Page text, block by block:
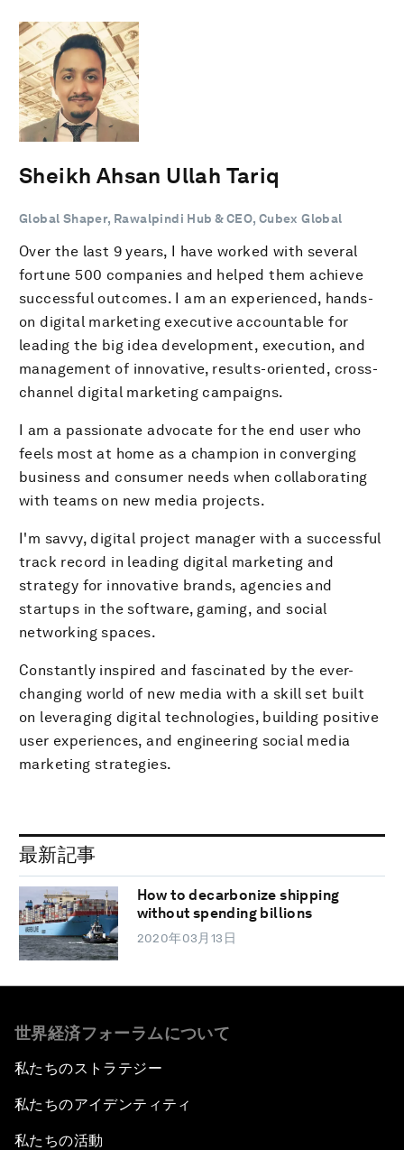
Sheikh Ahsan Ullah Tariq
Global Shaper, Rawalpindi Hub & CEO, Cubex Global
Over the last 9 years, I have worked with several
fortune 500 companies and helped them achieve
successful outcomes. I am an experienced, hands-
on digital marketing executive accountable for
leading the big idea development, execution, and
management of innovative, results-oriented, cross-
channel digital marketing campaigns.
I am a passionate advocate for the end user who
feels most at home as a champion in converging
business and consumer needs when collaborating
with teams on new media projects.
I'm savvy, digital project manager with a successful
track record in leading digital marketing and
strategy for innovative brands, agencies and
startups in the software, gaming, and social
networking spaces.
Constantly inspired and fascinated by the ever-
changing world of new media with a skill set built
on leveraging digital technologies, building positive
user experiences, and engineering social media
marketing strategies.
最新記事
How to decarbonize shipping
without spending billions
2020年03月13日
世界経済フォーラムについて
私たちのストラテジー
私たちのアイデンティティ
私たちの活動